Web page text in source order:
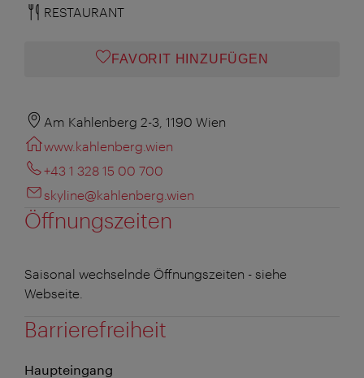
RESTAURANT
FAVORIT HINZUFÜGEN
Am Kahlenberg 2-3, 1190 Wien
www.kahlenberg.wien
+43 1 328 15 00 700
skyline@kahlenberg.wien
Öffnungszeiten
Saisonal wechselnde Öffnungszeiten - siehe
Webseite.
Barrierefreiheit
Haupteingang